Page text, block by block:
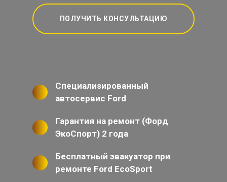
ПОЛУЧИТЬ КОНСУЛЬТАЦИЮ
Специализированный
автосервис Ford
Гарантия на ремонт (Форд
ЭкоСпорт) 2 года
Бесплатный эвакуатор при
ремонте Ford EcoSport